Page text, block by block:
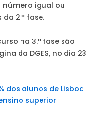
número igual ou
2.ª fase.
na 3.ª fase são
da DGES, no dia 23
dos alunos de Lisboa
superior